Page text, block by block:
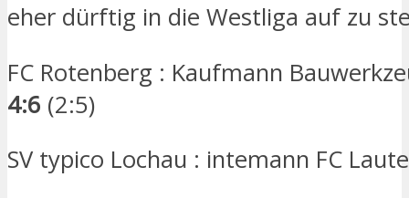
eher dürftig in die Westliga auf zu
FC Rotenberg : Kaufmann
4:6 (2:5)
SV typico Lochau : intemann FC